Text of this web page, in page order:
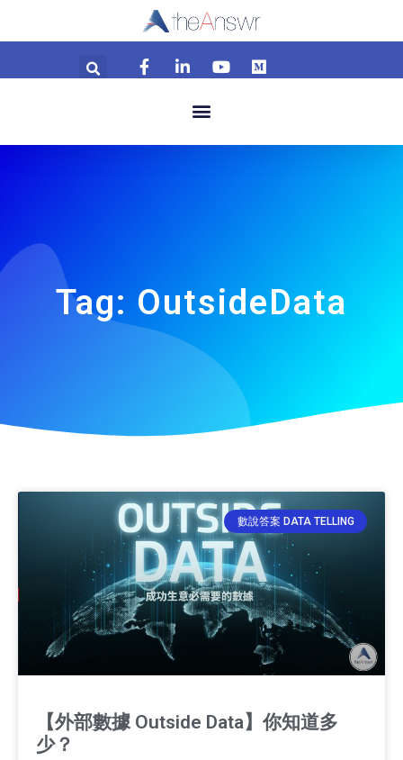
Tag: OutsideData
數說答案 DATA TELLING
【外部數據 Outside Data】你知道多
少？